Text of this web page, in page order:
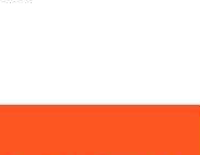
प्रेरणा आहेत.